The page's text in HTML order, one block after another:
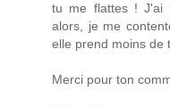
tu me flattes ! J'ai
alors, je me
elle prend moins de
Merci pour ton